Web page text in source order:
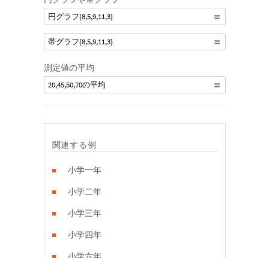
円グラフ{8,5,9,11,3}
帯グラフ{8,5,9,11,3}
測定値の平均
20,45,50,70の平均
関連する例
小学一年
小学二年
小学三年
小学四年